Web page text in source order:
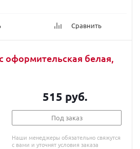
Сравнить
оформительская белая,
515 руб.
Под заказ
Наши менеджеры обязательно свяжутся
с вами и уточнят условия заказа